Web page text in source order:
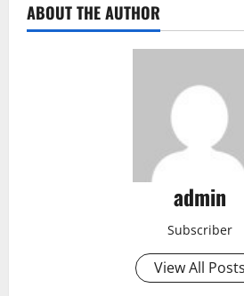
ABOUT THE AUTHOR
admin
Subscriber
View All Posts